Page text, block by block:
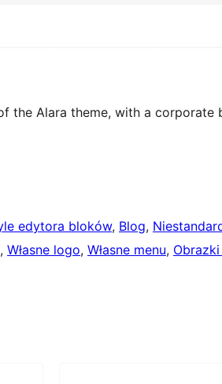
the Alara theme, with a corporate
edytora bloków, Blog,
, Własne logo, Własne menu,